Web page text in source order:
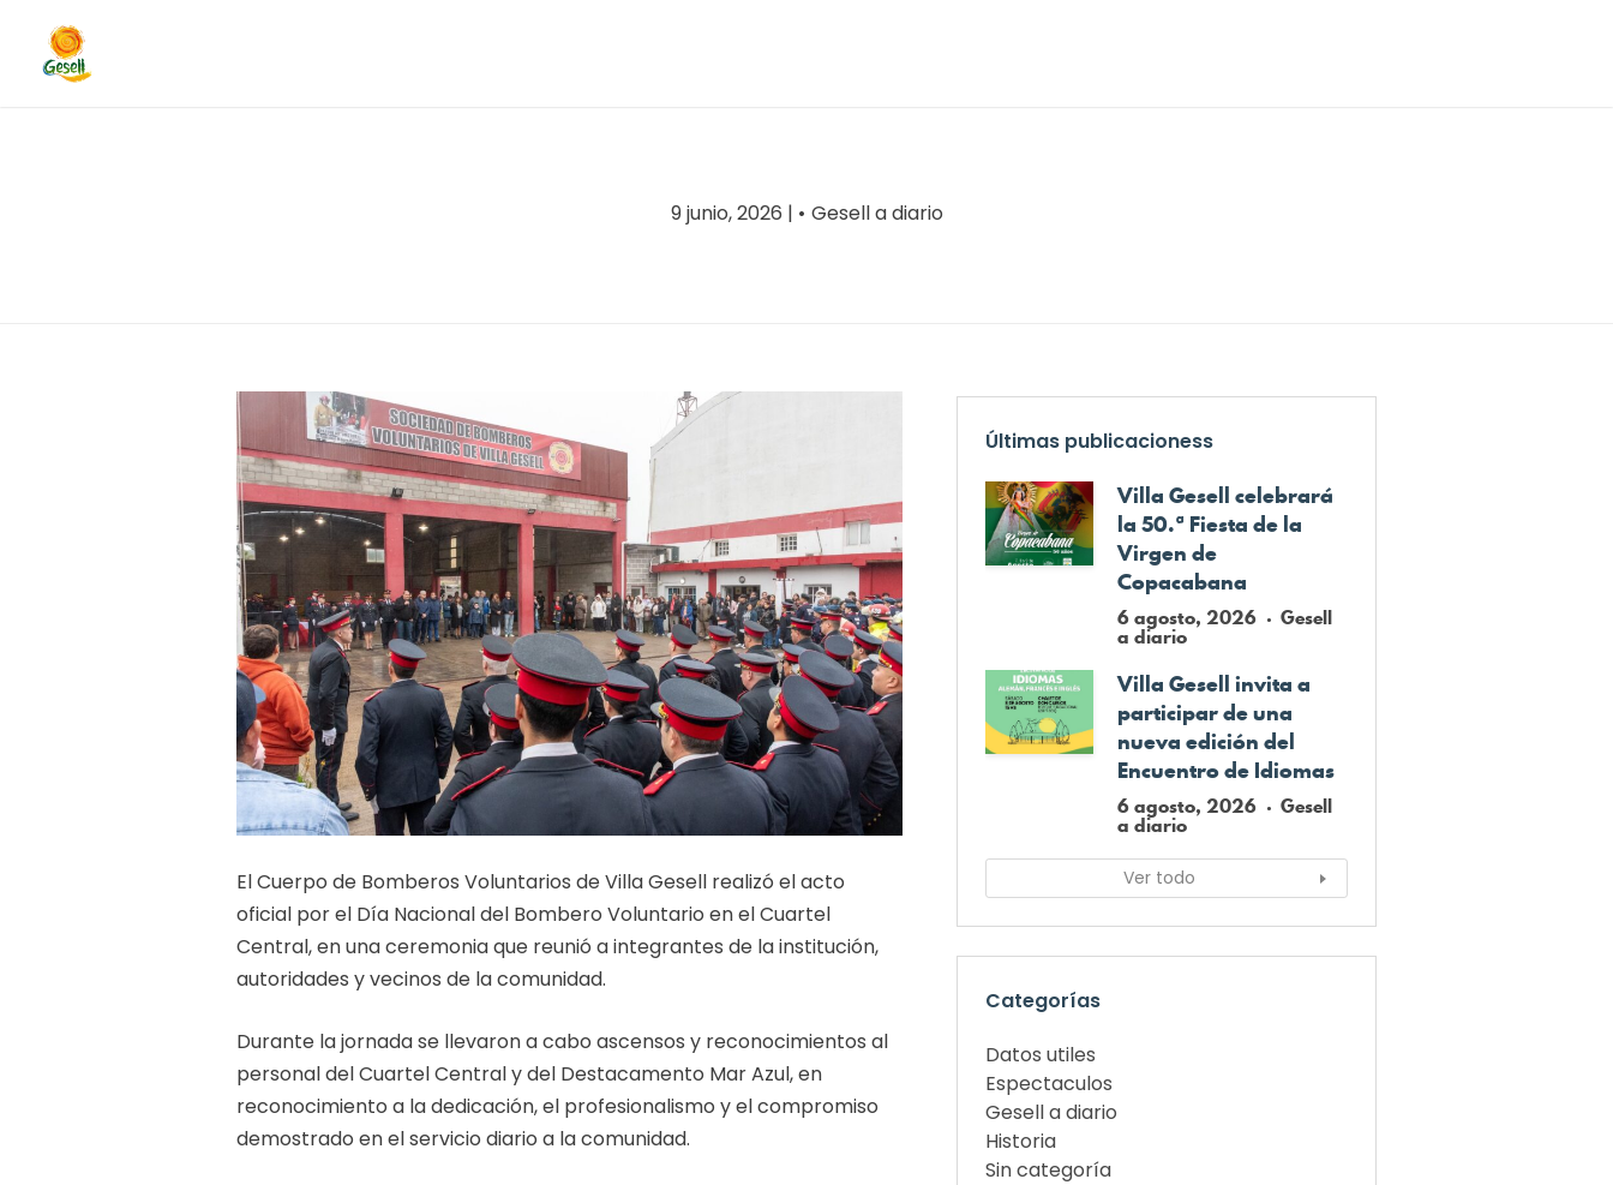
9 junio, 2026 | Gesell a diario
El Cuerpo de Bomberos Voluntarios de Villa Gesell realizó el acto
oficial por el Día Nacional del Bombero Voluntario en el Cuartel
Central, en una ceremonia que reunió a integrantes de la institución,
autoridades y vecinos de la comunidad.
Durante la jornada se llevaron a cabo ascensos y reconocimientos al
personal del Cuartel Central y del Destacamento Mar Azul, en
reconocimiento a la dedicación, el profesionalismo y el compromiso
demostrado en el servicio diario a la comunidad.
Últimas publicacioness
Villa Gesell celebrará
la 50.ª Fiesta de la
Virgen de
Copacabana
6 agosto, 2026 Gesell
a diario
Villa Gesell invita a
participar de una
nueva edición del
Encuentro de Idiomas
6 agosto, 2026 Gesell
a diario
Ver todo
Categorías
Datos utiles
Espectaculos
Gesell a diario
Historia
Sin categoría